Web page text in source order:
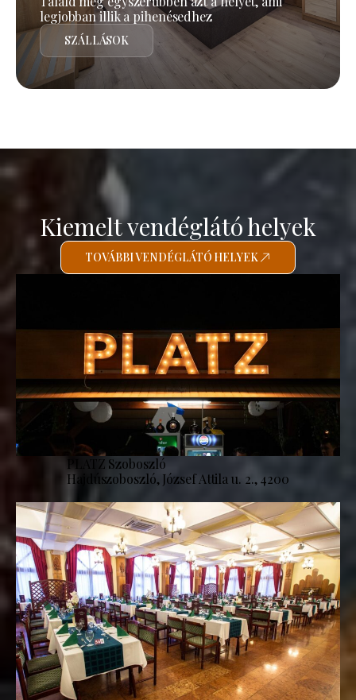
legjobban illik a pihenésedhez
SZÁLLÁSOK
Kiemelt vendéglátó helyek
TOVÁBBI VENDÉGLÁTÓ HELYEK
PLATZ Szoboszló
Hajdúszoboszló, József Attila u. 2., 4200